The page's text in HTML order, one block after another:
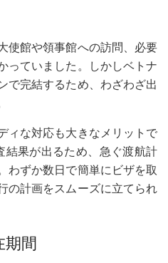
使館や領事館への訪問、必要
っていました。しかしベトナ
で完結するため、わざわざ出
ィな対応も大きなメリットで
果が出るため、急ぐ渡航計
わずか数日で簡単にビザを取
の計画をスムーズに立てられ
間